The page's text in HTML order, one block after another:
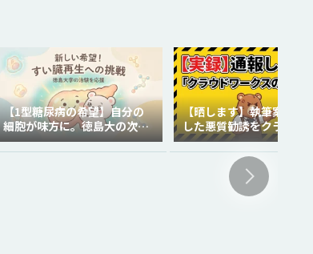
【1型糖尿病の希望】自分の
細胞が味方に。徳島大の次世
代再生医療
【晒します】執筆案件で
した悪質勧誘をクラウド
クスに通報しました。